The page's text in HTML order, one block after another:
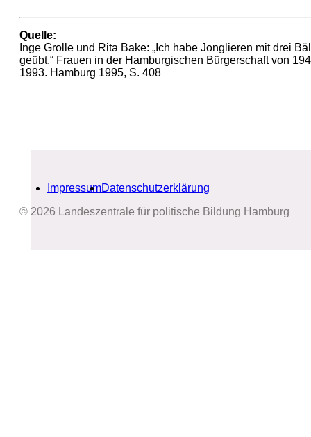
Quelle:
Inge Grolle und Rita Bake: „Ich habe Jonglieren mit drei
geübt.“ Frauen in der Hamburgischen Bürgerschaft von
1993. Hamburg 1995, S. 408
ImpressumDatenschutzerklärung
© 2026 Landeszentrale für politische Bildung Hamburg